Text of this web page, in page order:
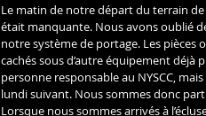
Le matin de notre départ du terrain
était manquante. Nous avons oublié
notre système de portage. Les
cachés sous d’autre équipement déjà
personne responsable au NYSCC,
lundi suivant. Nous sommes donc
Lorsque nous sommes arrivés à